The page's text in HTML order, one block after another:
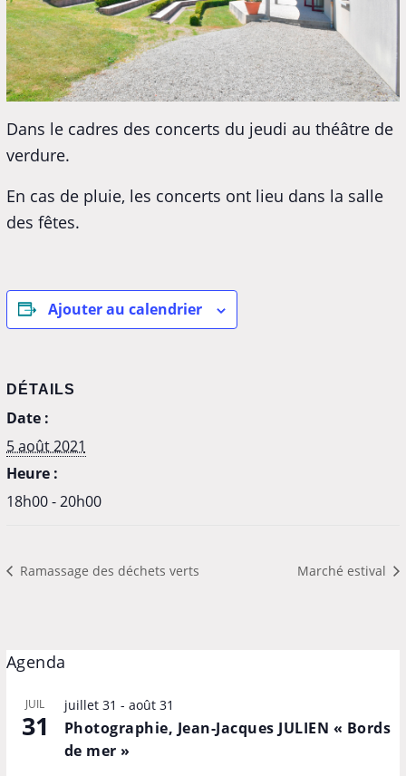
Dans le cadres des concerts du jeudi au théâtre de
verdure.
En cas de pluie, les concerts ont lieu dans la salle
des fêtes.
Ajouter au calendrier
DÉTAILS
Date :
5 août 2021
Heure :
18h00 - 20h00
Ramassage des déchets verts Marché estival
Agenda
JUIL
31
juillet 31 - août 31
Photographie, Jean-Jacques JULIEN « Bords
de mer »